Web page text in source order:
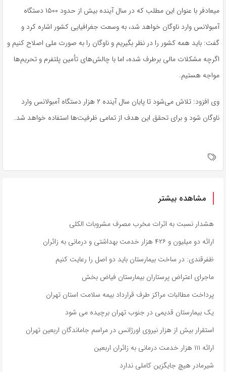
میعادفر با عنوان این مطلب که در سال آینده بیش از حدود ۱۵۰۰ دستگاه
آمبولانس وارد ناوگان خواهد شد، به وسعت جغرافیایی کشور اشاره کرد و
گفت: باید همه کشور را در نظر بگیریم و ناوگان را به صورت ملی اصلاح کنیم و
اگرچه مشکلات مالی برطرف شده، اما با چالش‌های تأمین پلتفرم و تحریم‌ها
مواجه هستیم.
وی افزود: تلاش می‌شود تا پایان سال آینده ۲ هزار دستگاه آمبولانس وارد
ناوگان شود و برای تحقق این هدف از تمامی ظرفیت‌ها استفاده خواهد شد.
مشاهده بیشتر
هشدار نسبت به اثرات مخرب مصرف مشروبات الکلی
ارائه دو میلیون و ۴۲۶ هزار خدمت بهداشتی و درمانی به زائران
ظفرقندی: در ساخت بیمارستان باید دو اصل را رعایت کنیم
ماجرای اعتراض پرستاران بیمارستان فیاض بخش
پرداخت مطالبات مراکز طرف قرارداد بیمه سلامت استان تهران
یک بیمارستان قدیمی در جنوب تهران برچیده می شود
استقرار بیش از هزار نیروی اورژانس در مراسم جاماندگان اربعین تهران
ارائه ۱۱۱ هزار خدمت درمانی به زائران اربعین
شیرمادر هیچ جایگزین کاملی ندارد